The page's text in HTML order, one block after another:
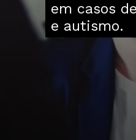
em casos
e autismo.